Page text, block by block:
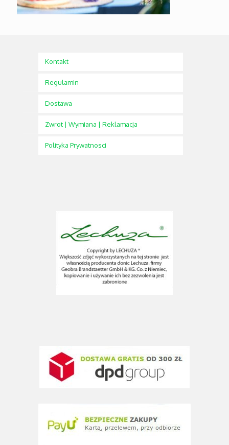
Kontakt
Regulamin
Dostawa
Zwrot | Wymiana | Reklamacja
Polityka Prywatnosci